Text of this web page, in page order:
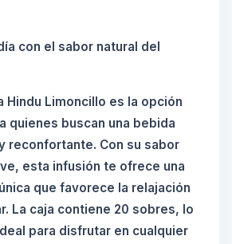
con el sabor natural del
Hindu Limoncillo es la opción
quienes buscan una bebida
reconfortante. Con su sabor
esta infusión te ofrece una
que favorece la relajación
La caja contiene 20 sobres, lo
para disfrutar en cualquier